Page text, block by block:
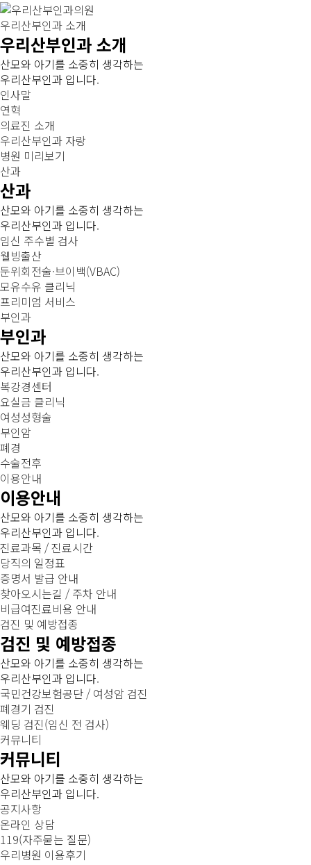
우리산부인과 소개
우리산부인과 소개
산모와 아기를 소중히 생각하는
우리산부인과 입니다.
인사말
연혁
의료진 소개
우리산부인과 자랑
병원 미리보기
산과
산과
산모와 아기를 소중히 생각하는
우리산부인과 입니다.
임신 주수별 검사
웰빙출산
둔위회전술·브이백(VBAC)
모유수유 클리닉
프리미엄 서비스
부인과
부인과
산모와 아기를 소중히 생각하는
우리산부인과 입니다.
복강경센터
요실금 클리닉
여성성형술
부인암
폐경
수술전후
이용안내
이용안내
산모와 아기를 소중히 생각하는
우리산부인과 입니다.
진료과목 / 진료시간
당직의 일정표
증명서 발급 안내
찾아오시는길 / 주차 안내
비급여진료비용 안내
검진 및 예방접종
검진 및 예방접종
산모와 아기를 소중히 생각하는
우리산부인과 입니다.
국민건강보험공단 / 여성암 검진
폐경기 검진
웨딩 검진(임신 전 검사)
커뮤니티
커뮤니티
산모와 아기를 소중히 생각하는
우리산부인과 입니다.
공지사항
온라인 상담
119(자주묻는 질문)
우리병원 이용후기